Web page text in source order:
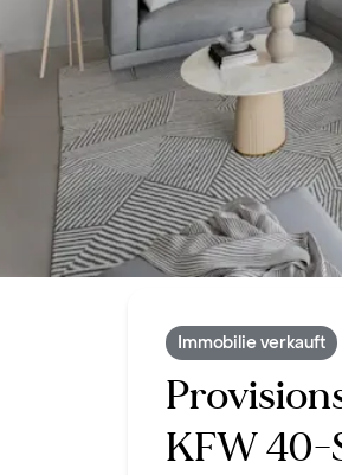
Immobilie verkauft
KFW 40-